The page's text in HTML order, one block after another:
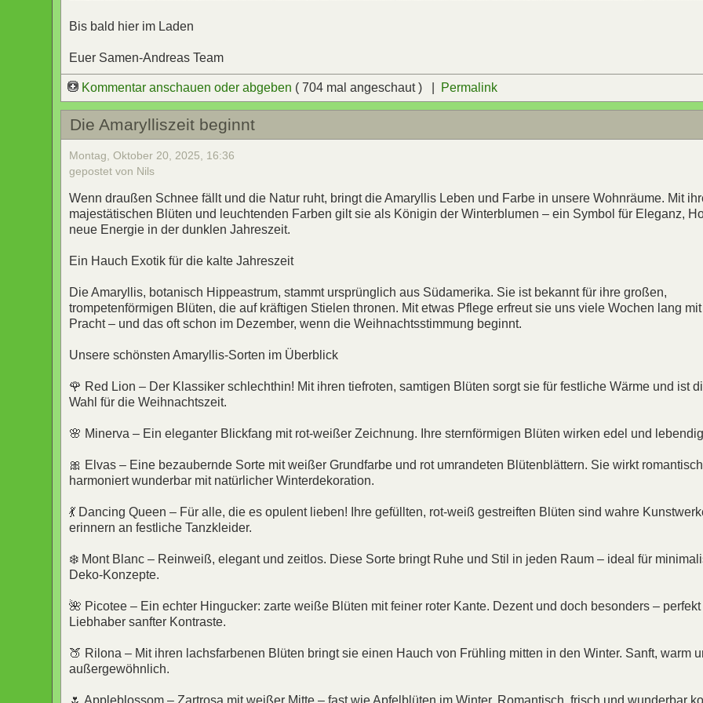
Bis bald hier im Laden
Euer Samen-Andreas Team
Kommentar anschauen oder abgeben ( 704 mal angeschaut ) | Permalink
Die Amarylliszeit beginnt
Montag, Oktober 20, 2025, 16:36
gepostet von Nils
Wenn draußen Schnee fällt und die Natur ruht, bringt die Amaryllis Leben und Farbe in unsere Wohnräume. Mit
majestätischen Blüten und leuchtenden Farben gilt sie als Königin der Winterblumen – ein Symbol für Eleganz,
neue Energie in der dunklen Jahreszeit.
Ein Hauch Exotik für die kalte Jahreszeit
Die Amaryllis, botanisch Hippeastrum, stammt ursprünglich aus Südamerika. Sie ist bekannt für ihre großen,
trompetenförmigen Blüten, die auf kräftigen Stielen thronen. Mit etwas Pflege erfreut sie uns viele Wochen lang
Pracht – und das oft schon im Dezember, wenn die Weihnachtsstimmung beginnt.
Unsere schönsten Amaryllis-Sorten im Überblick
🌹 Red Lion – Der Klassiker schlechthin! Mit ihren tiefroten, samtigen Blüten sorgt sie für festliche Wärme und ist
Wahl für die Weihnachtszeit.
🌸 Minerva – Ein eleganter Blickfang mit rot-weißer Zeichnung. Ihre sternförmigen Blüten wirken edel und
🎀 Elvas – Eine bezaubernde Sorte mit weißer Grundfarbe und rot umrandeten Blütenblättern. Sie wirkt
harmoniert wunderbar mit natürlicher Winterdekoration.
💃 Dancing Queen – Für alle, die es opulent lieben! Ihre gefüllten, rot-weiß gestreiften Blüten sind wahre
erinnern an festliche Tanzkleider.
❄️ Mont Blanc – Reinweiß, elegant und zeitlos. Diese Sorte bringt Ruhe und Stil in jeden Raum – ideal für
Deko-Konzepte.
🌺 Picotee – Ein echter Hingucker: zarte weiße Blüten mit feiner roter Kante. Dezent und doch besonders – perfekt
Liebhaber sanfter Kontraste.
🍑 Rilona – Mit ihren lachsfarbenen Blüten bringt sie einen Hauch von Frühling mitten in den Winter. Sanft, warm
außergewöhnlich.
🌷 Appleblossom – Zartrosa mit weißer Mitte – fast wie Apfelblüten im Winter. Romantisch, frisch und wunderbar